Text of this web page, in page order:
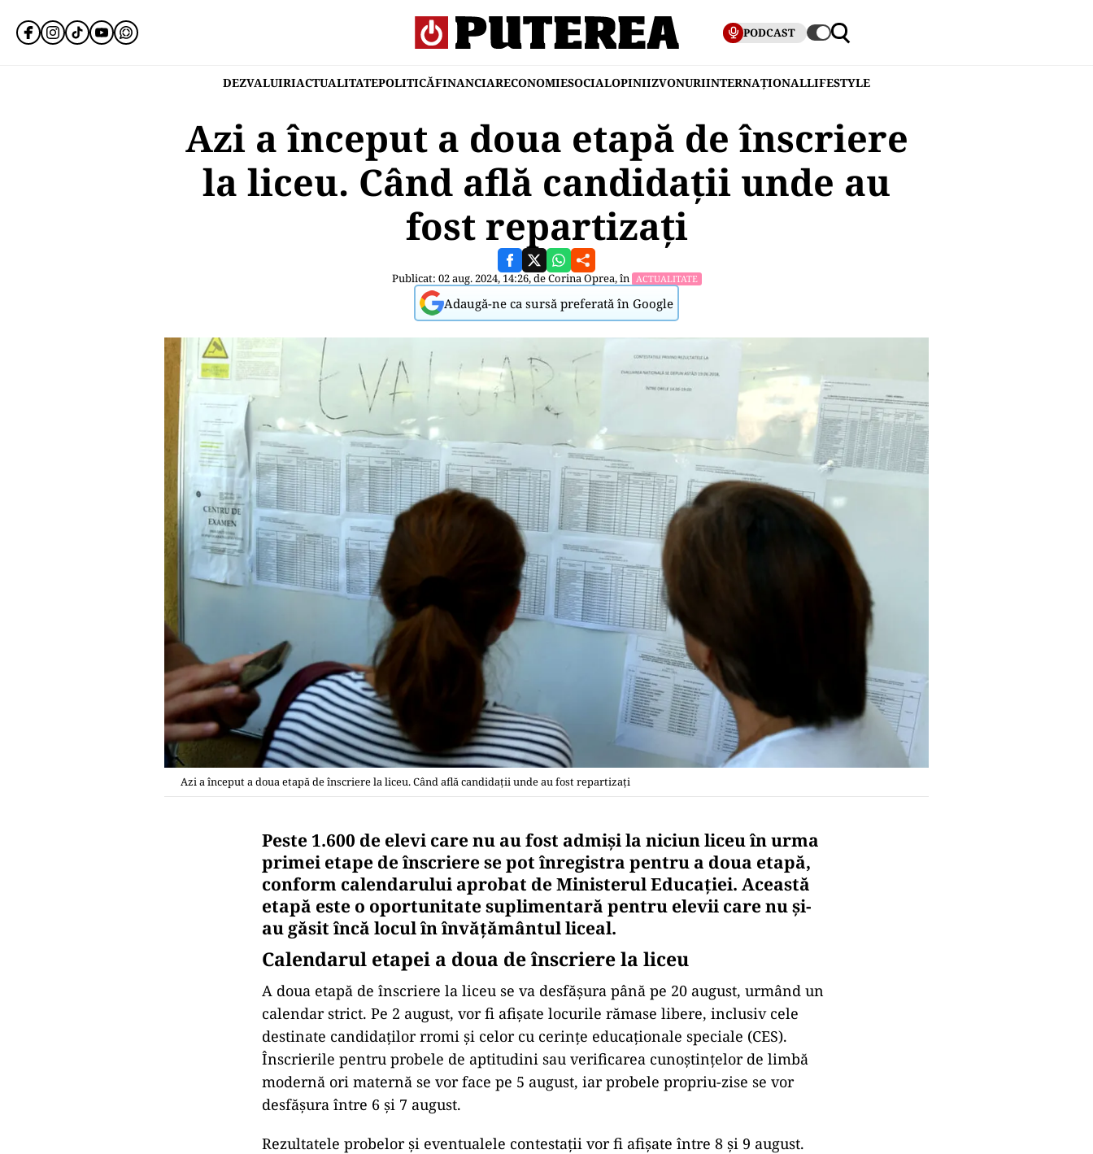
PODCAST
DEZVALUIRIACTUALITATEPOLITICĂFINANCIARECONOMIESOCIALOPINIIZVONURIINTERNAȚIONALLIFESTYLE
Azi a început a doua etapă de înscriere
la liceu. Când află candidații unde au
fost repartizați
Publicat: 02 aug. 2024, 14:26, deCorina Oprea, în ACTUALITATE
Adaugă-ne ca sursă preferată în Google
Azi a început a doua etapă de înscriere la liceu. Când află candidații unde au fost repartizați
Peste 1.600 de elevi care nu au fost admiși la niciun liceu în urma
primei etape de înscriere se pot înregistra pentru a doua etapă,
conform calendarului aprobat de Ministerul Educației. Această
etapă este o oportunitate suplimentară pentru elevii care nu și-
au găsit încă locul în învățământul liceal.
Calendarul etapei a doua de înscriere la liceu
A doua etapă de înscriere la liceu se va desfășura până pe 20 august, urmând un
calendar strict. Pe 2 august, vor fi afișate locurile rămase libere, inclusiv cele
destinate candidaților rromi și celor cu cerințe educaționale speciale (CES).
Înscrierile pentru probele de aptitudini sau verificarea cunoștințelor de limbă
modernă ori maternă se vor face pe 5 august, iar probele propriu-zise se vor
desfășura între 6 și 7 august.
Rezultatele probelor și eventualele contestații vor fi afișate între 8 și 9 august.